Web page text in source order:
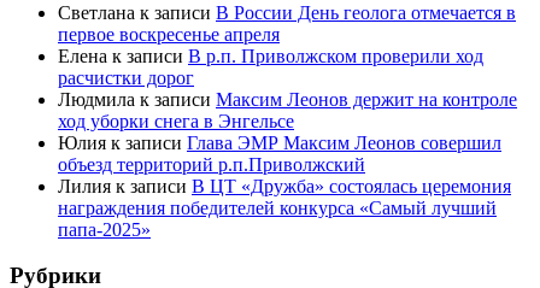
Светлана к записи В России День геолога отмечается в
первое воскресенье апреля
Елена к записи В р.п. Приволжском проверили ход
расчистки дорог
Людмила к записи Максим Леонов держит на контроле
ход уборки снега в Энгельсе
Юлия к записи Глава ЭМР Максим Леонов совершил
объезд территорий р.п.Приволжский
Лилия к записи В ЦТ «Дружба» состоялась церемония
награждения победителей конкурса «Самый лучший
папа-2025»
Рубрики